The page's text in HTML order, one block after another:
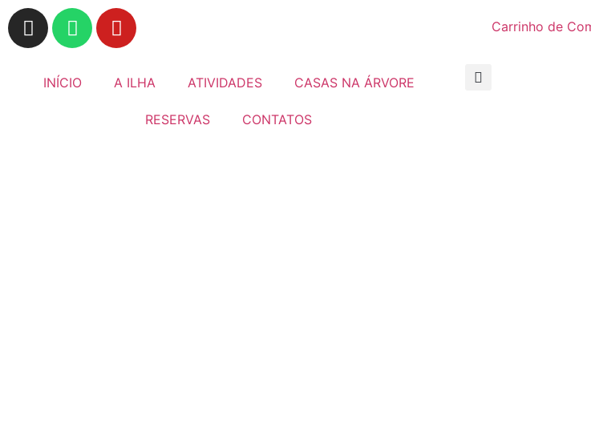
Carrinho de
INÍCIO A ILHA ATIVIDADES CASAS NA ÁRVORE
RESERVAS CONTATOS